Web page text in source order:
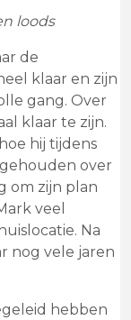
loods
de
klaar en zijn
gang. Over
klaar te zijn.
hij tijdens
over
om zijn plan
veel
Na
nog vele jaren
hebben